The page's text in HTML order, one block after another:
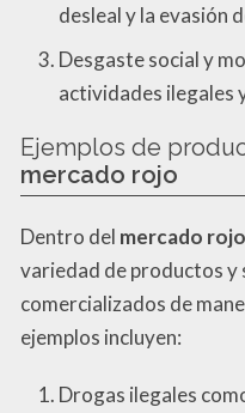
desleal y la evasión
Desgaste social y
actividades ilegales
Ejemplos de
mercado rojo
Dentro del mercado rojo
variedad de productos y
comercializados de
ejemplos incluyen:
Drogas ilegales